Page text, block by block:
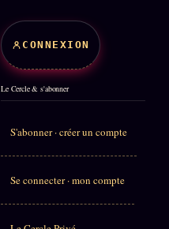
CONNEXION
Le Cercle & s'abonner
S'abonner · créer un compte
Se connecter · mon compte